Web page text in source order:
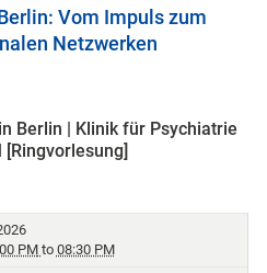
Vom Impuls zum
Netzwerken
Berlin | Klinik für Psychiatrie
[Ringvorlesung]
PM to 08:30 PM